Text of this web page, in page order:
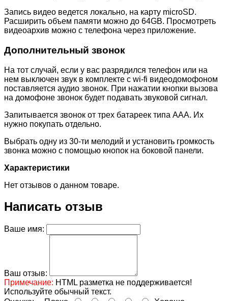
Запись видео ведется локально, на карту microSD.
Расширить объем памяти можно до 64GB. Просмотреть
видеоархив можно с телефона через приложение.
Дополнительный звонок
На тот случай, если у вас разрядился телефон или на
нем выключен звук в комплекте с wi-fi видеодомофоном
поставляется аудио звонок. При нажатии кнопки вызова
на домофоне звонок будет подавать звуковой сигнал.
Запитывается звонок от трех батареек типа ААА. Их
нужно покупать отдельно.
Выбрать одну из 30-ти мелодий и установить громкость
звонка можно с помощью кнопок на боковой панели.
Характеристики
Нет отзывов о данном товаре.
Написать отзыв
Ваше имя:
Ваш отзыв:
Примечание: HTML разметка не поддерживается!
Используйте обычный текст.